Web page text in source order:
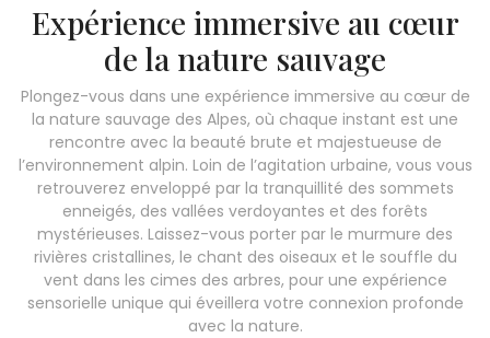
Expérience immersive au cœur
de la nature sauvage
Plongez-vous dans une expérience immersive au cœur de
la nature sauvage des Alpes, où chaque instant est une
rencontre avec la beauté brute et majestueuse de
l’environnement alpin. Loin de l’agitation urbaine, vous vous
retrouverez enveloppé par la tranquillité des sommets
enneigés, des vallées verdoyantes et des forêts
mystérieuses. Laissez-vous porter par le murmure des
rivières cristallines, le chant des oiseaux et le souffle du
vent dans les cimes des arbres, pour une expérience
sensorielle unique qui éveillera votre connexion profonde
avec la nature.